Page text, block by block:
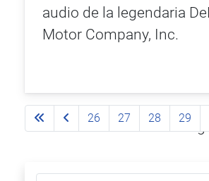
audio de la legendaria
Motor Company, Inc.
26 27 28 29